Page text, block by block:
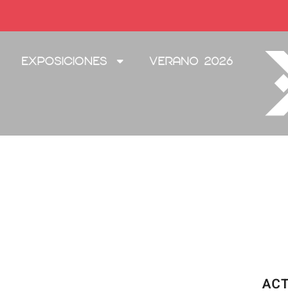
Exposiciones Verano 2026